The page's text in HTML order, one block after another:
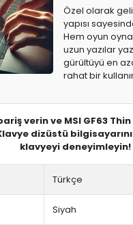
Özel olarak
yapısı
Hem oyun
uzun yazılar
gürültüyü en
rahat bir
verin ve MSI GF63 Thin
dizüstü
klavyeyi deneyimleyin!
Türkçe
Siyah